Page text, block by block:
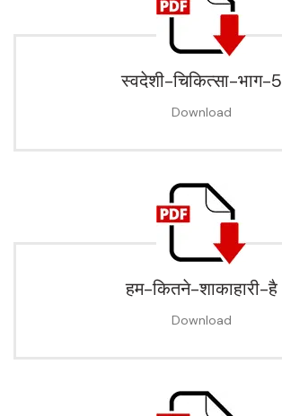
स्वदेशी-चिकित्सा-भाग-5
Download
हम-कितने-शाकाहारी-है
Download